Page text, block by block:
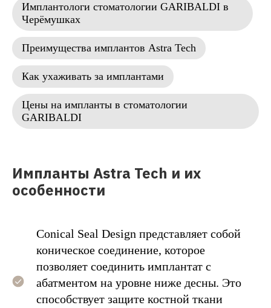
Имплантологи стоматологии GARIBALDI в
Черёмушках
Преимущества имплантов Astra Tech
Как ухаживать за имплантами
Цены на импланты в стоматологии
GARIBALDI
Импланты Astra Tech и их
особенности
Conical Seal Design представляет собой
коническое соединение, которое
позволяет соединить имплантат с
абатментом на уровне ниже десны. Это
способствует защите костной ткани